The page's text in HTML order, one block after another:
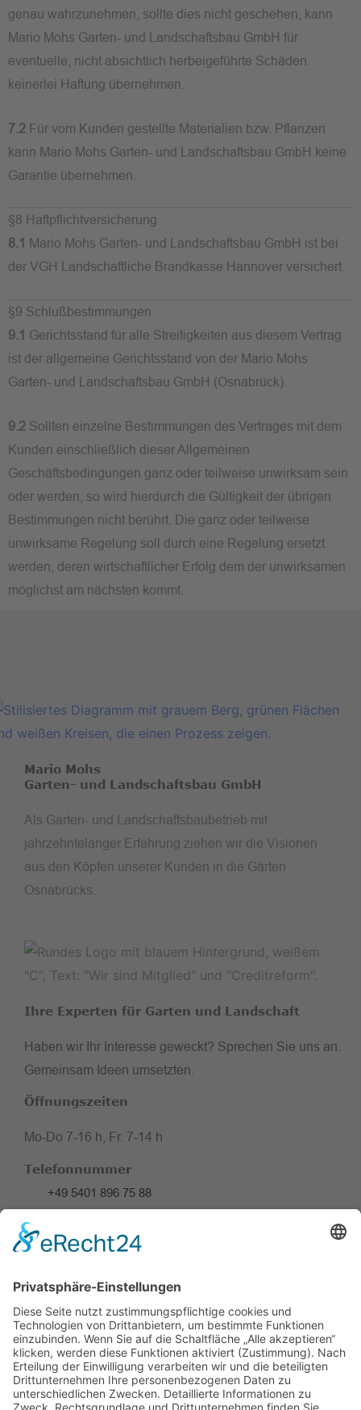
genau wahrzunehmen, sollte dies nicht geschehen, kann
Mario Mohs Garten- und Landschaftsbau GmbH für
eventuelle, nicht absichtlich herbeigeführte Schäden
keinerlei Haftung übernehmen.
7.2 Für vom Kunden gestellte Materialien bzw. Pflanzen
kann Mario Mohs Garten- und Landschaftsbau GmbH keine
Garantie übernehmen.
§8 Haftpflichtversicherung
8.1
Mario Mohs Garten- und Landschaftsbau GmbH ist bei
der VGH Landschaftliche Brandkasse Hannover versichert.
§9 Schlußbestimmungen
9.1 Gerichtsstand für alle Streitigkeiten aus diesem Vertrag
ist der allgemeine Gerichtsstand von der Mario Mohs
Garten- und Landschaftsbau GmbH (Osnabrück).
9.2 Sollten einzelne Bestimmungen des Vertrages mit dem
Kunden einschließlich dieser Allgemeinen
Geschäftsbedingungen ganz oder teilweise unwirksam sein
oder werden, so wird hierdurch die Gültigkeit der übrigen
Bestimmungen nicht berührt. Die ganz oder teilweise
unwirksame Regelung soll durch eine Regelung ersetzt
werden, deren wirtschaftlicher Erfolg dem der unwirksamen
möglichst am nächsten kommt.
Mario Mohs
Garten- und Landschaftsbau GmbH
Als Garten- und Landschaftsbaubetrieb mit
jahrzehntelanger Erfahrung ziehen wir die Visionen
aus den Köpfen unserer Kunden in die Gärten
Osnabrücks.
Ihre Experten für Garten und Landschaft
Haben wir Ihr Interesse geweckt? Sprechen Sie uns an.
Gemeinsam Ideen umsetzten.
Öffnungszeiten
Mo-Do 7-16 h, Fr. 7-14 h
Telefonnummer
+49 5401 896 75 88
Adresse
49124 Georgsmarienhütte
KONTAKT
FacebookInstagram